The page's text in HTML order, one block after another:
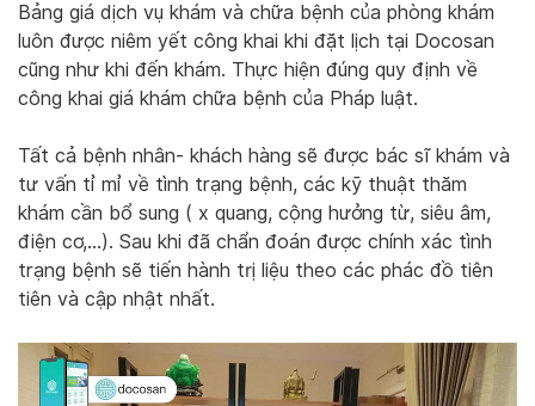
Bảng giá dịch vụ khám và chữa bệnh của phòng khám
luôn được niêm yết công khai khi đặt lịch tại Docosan
cũng như khi đến khám. Thực hiện đúng quy định về
công khai giá khám chữa bệnh của Pháp luật.
Tất cả bệnh nhân- khách hàng sẽ được bác sĩ khám và
tư vấn tỉ mỉ về tình trạng bệnh, các kỹ thuật thăm
khám cần bổ sung ( x quang, cộng hưởng từ, siêu âm,
điện cơ,…). Sau khi đã chẩn đoán được chính xác tình
trạng bệnh sẽ tiến hành trị liệu theo các phác đồ tiên
tiên và cập nhật nhất.